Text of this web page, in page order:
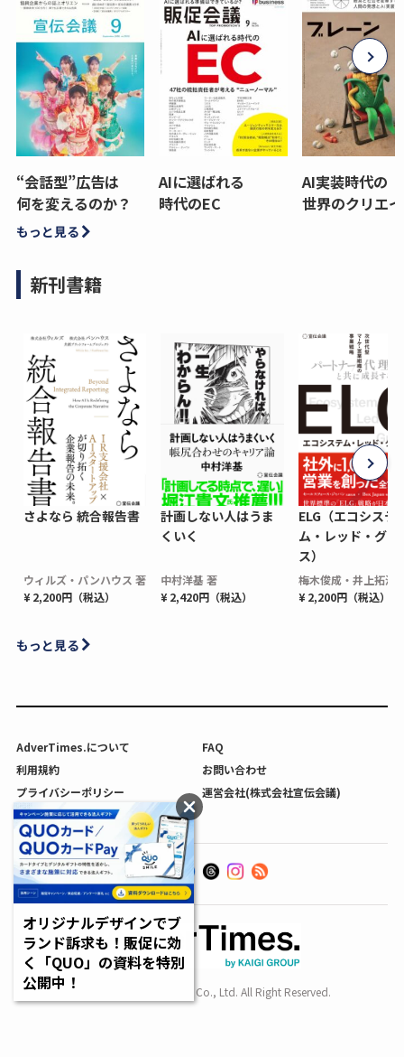
“会話型”広告は
何を変えるのか？
AIに選ばれる
時代のEC
AI実装時代の
世界のクリエ
もっと見る
新刊書籍
さよなら 統合報告書
ウィルズ・パンハウス 著
¥ 2,200円（税込）
計画しない人はうま
くいく
中村洋基 著
¥ 2,420円（税込）
ELG（エコシステ
ム・レッド・グロ
ス）
梅木俊成・井上拓海
¥ 2,200円（税込）
もっと見る
AdverTimes.について
FAQ
利用規約
お問い合わせ
プライバシーポリシー
運営会社(株式会社宣伝会議)
利用者情報の外部送信について
Copyright SENDENKAIGI Co., Ltd. All Right Reserved.
オリジナルデザインでブ
ランド訴求も！販促に効
く「QUO」の資料を特別
公開中！